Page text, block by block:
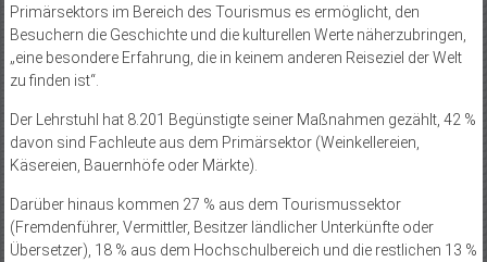
Primärsektors im Bereich des Tourismus es ermöglicht, den
Besuchern die Geschichte und die kulturellen Werte näherzubringen,
„eine besondere Erfahrung, die in keinem anderen Reiseziel der Welt
zu finden ist“.
Der Lehrstuhl hat 8.201 Begünstigte seiner Maßnahmen gezählt, 42 %
davon sind Fachleute aus dem Primärsektor (Weinkellereien,
Käsereien, Bauernhöfe oder Märkte).
Darüber hinaus kommen 27 % aus dem Tourismussektor
(Fremdenführer, Vermittler, Besitzer ländlicher Unterkünfte oder
Übersetzer), 18 % aus dem Hochschulbereich und die restlichen 13 %